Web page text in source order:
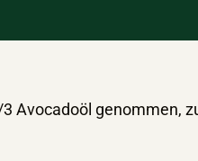
Avocadoöl genommen,